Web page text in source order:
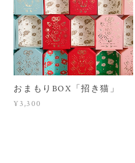
おまもりBOX「招き猫」
¥3,300